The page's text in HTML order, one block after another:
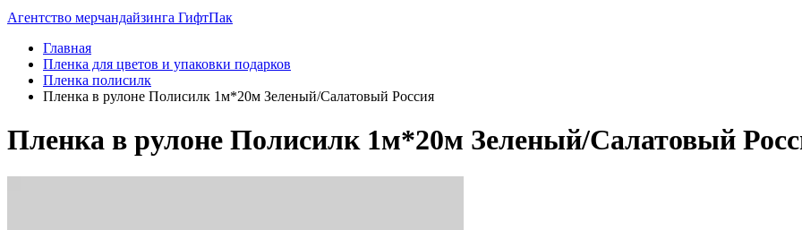
Агентство мерчандайзинга ГифтПак
Главная
Пленка для цветов и упаковки подарков
Пленка полисилк
Пленка в рулоне Полисилк 1м*20м Зеленый/Салатовый Россия
Пленка в рулоне Полисилк 1м*20м Зеленый/Салатовый